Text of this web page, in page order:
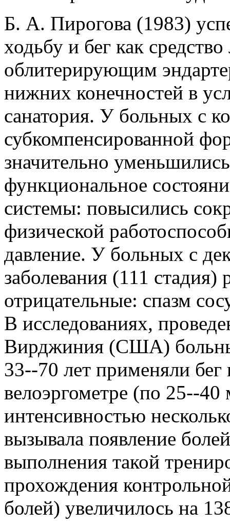
Б. А. Пирогова (1983)
ходьбу и бег как
облитерирующим
нижних конечностей в
санатория. У больных с
субкомпенсированной
значительно
функциональное
системы: повысились
физической
давление. У больных с
заболевания (111 стадия)
отрицательные: спазм
В исследованиях,
Вирджиния (США)
33--70 лет применяли бег
велоэргометре (по 25--
интенсивностью
вызывала появление
выполнения такой
прохождения
болей) увеличилось на